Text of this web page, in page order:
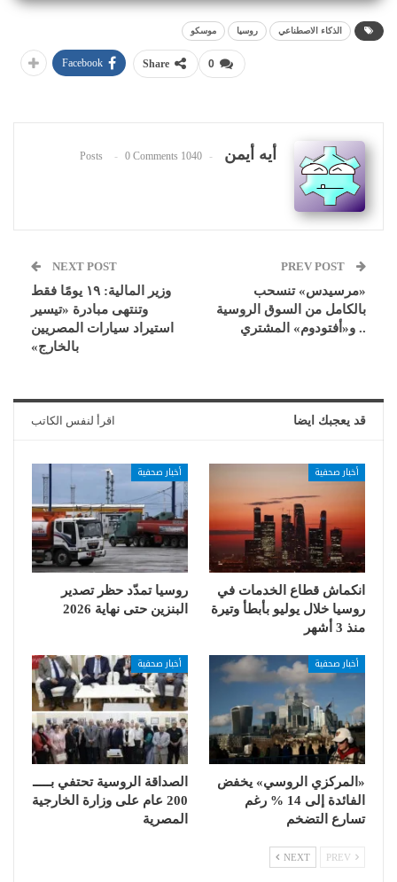
الذكاء الاصطناعي روسيا موسكو
0
Share
Facebook
أيه أيمن 1040 Posts
0 Comments
«مرسيدس» تنسحب
بالكامل من السوق الروسية
.. و«أفتودوم» المشتري
NEXT POST
وزير المالية: ١٩ يومًا فقط
وتنتهى مبادرة «تيسير
استيراد سيارات المصريين
بالخارج»
قد يعجبك ايضا اقرأ لنفس الكاتب
أخبار صحفية
انكماش قطاع الخدمات في
روسيا خلال يوليو بأبطأ وتيرة
منذ 3 أشهر
أخبار صحفية
روسيا تمدّد حظر تصدير
البنزين حتى نهاية 2026
أخبار صحفية
«المركزي الروسي» يخفض
الفائدة إلى 14 % رغم
تسارع التضخم
أخبار صحفية
الصداقة الروسية تحتفي بـــــ
200 عام على وزارة الخارجية
المصرية
NEXT